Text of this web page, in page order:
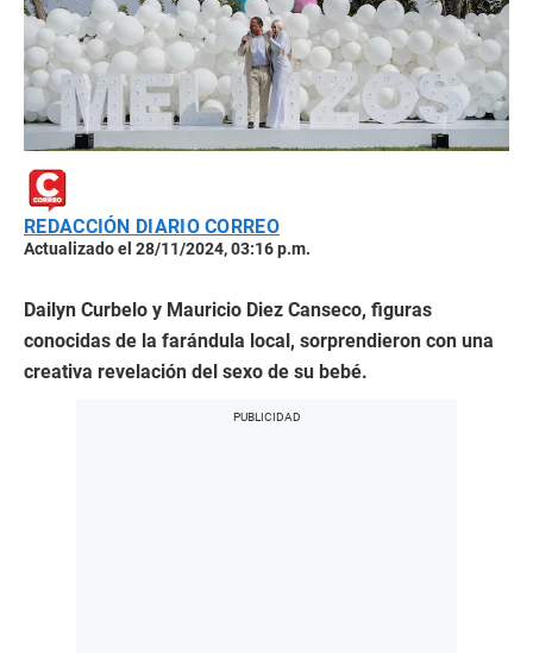
REDACCIÓN DIARIO CORREO
Actualizado el 28/11/2024, 03:16 p.m.
Dailyn Curbelo y Mauricio Diez Canseco, figuras
conocidas de la farándula local, sorprendieron con una
creativa revelación del sexo de su bebé.